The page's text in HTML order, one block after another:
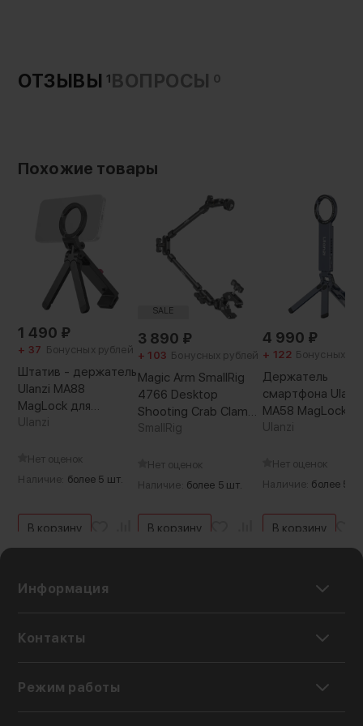
Cold Shoe
ОТЗЫВЫ 1ВОПРОСЫ 0
Похожие товары
1 490 ₽
+ 37 Бонусных рублей
Штатив - держатель
Ulanzi MA88
MagLock для
смартфона
Ulanzi
Нет оценок
Наличие: более 5 шт.
В корзину
SALE
3 890 ₽
+ 103 Бонусных рублей
Magic Arm SmallRig
4766 Desktop
Shooting Crab Clamp
Kit
SmallRig
Нет оценок
Наличие: более 5 шт.
В корзину
4 990 ₽
+ 122 Бонусных
Держатель
смартфона Ulanzi
MA58 MagLock с
боксом для SSD
Ulanzi
Нет оценок
Наличие: более 5
В корзину
Информация
Контакты
Режим работы